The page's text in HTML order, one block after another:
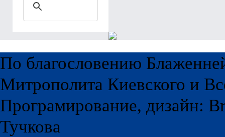
По благословению
Митрополита Киевского и
Програмирование, дизайн:
Тучкова